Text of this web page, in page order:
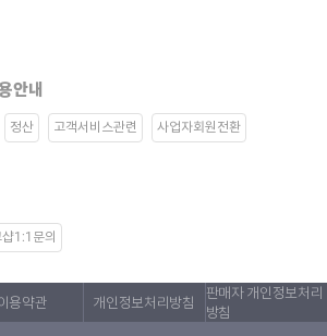
안내
정산 고객서비스관련 사업자회원전환
1:1문의
용약관 개인정보처리방침
판매자 개인정보처리
방침